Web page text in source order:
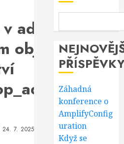
v administraci:
objevila
24. 7. 2025
Záhadná
konference o
AmplifyConfig
uration
Když se